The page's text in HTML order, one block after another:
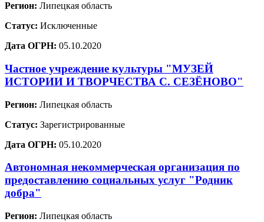
Регион: Липецкая область
Статус: Исключенные
Дата ОГРН: 05.10.2020
Частное учреждение культуры "МУЗЕЙ
ИСТОРИИ И ТВОРЧЕСТВА С. СЕЗЁНОВО"
Регион: Липецкая область
Статус: Зарегистрированные
Дата ОГРН: 05.10.2020
Автономная некоммерческая организация по
предоставлению социальных услуг "Родник
добра"
Регион: Липецкая область